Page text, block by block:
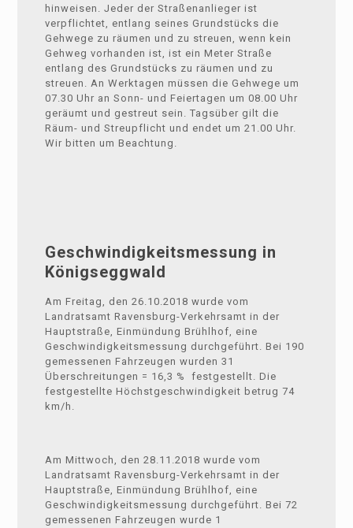
hinweisen. Jeder der Straßenanlieger ist
verpflichtet, entlang seines Grundstücks die
Gehwege zu räumen und zu streuen, wenn kein
Gehweg vorhanden ist, ist ein Meter Straße
entlang des Grundstücks zu räumen und zu
streuen. An Werktagen müssen die Gehwege um
07.30 Uhr an Sonn- und Feiertagen um 08.00 Uhr
geräumt und gestreut sein. Tagsüber gilt die
Räum- und Streupflicht und endet um 21.00 Uhr.
Wir bitten um Beachtung.
Geschwindigkeitsmessung in
Königseggwald
Am Freitag, den 26.10.2018 wurde vom
Landratsamt Ravensburg-Verkehrsamt in der
Hauptstraße, Einmündung Brühlhof, eine
Geschwindigkeitsmessung durchgeführt. Bei 190
gemessenen Fahrzeugen wurden 31
Überschreitungen = 16,3 % festgestellt. Die
festgestellte Höchstgeschwindigkeit betrug 74
km/h.
Am Mittwoch, den 28.11.2018 wurde vom
Landratsamt Ravensburg-Verkehrsamt in der
Hauptstraße, Einmündung Brühlhof, eine
Geschwindigkeitsmessung durchgeführt. Bei 72
gemessenen Fahrzeugen wurde 1